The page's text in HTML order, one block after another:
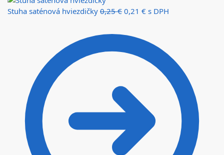
Stuha saténová hviezdičky 0,25€ 0,21 € s DPH